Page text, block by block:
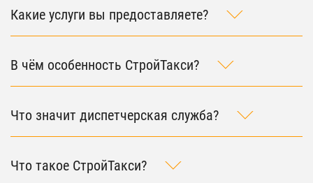
Какие услуги вы предоставляете?
В чём особенность СтройТакси?
Что значит диспетчерская служба?
Что такое СтройТакси?